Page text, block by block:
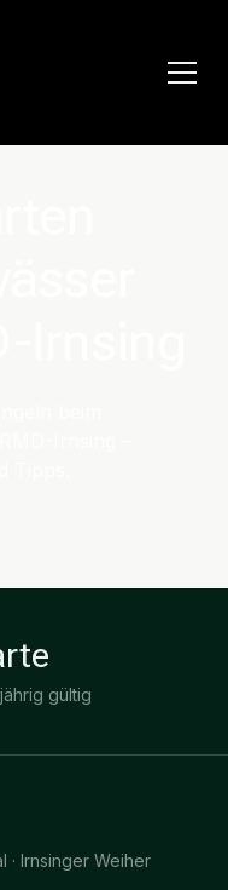
gültig
· Irnsinger Weiher